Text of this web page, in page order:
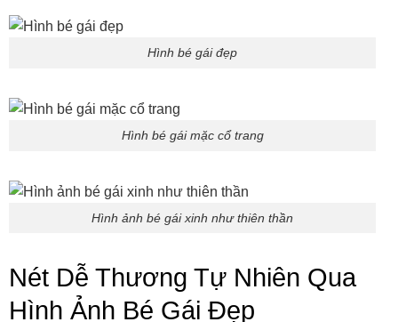
Hình bé gái đẹp
Hình bé gái mặc cổ trang
Hình ảnh bé gái xinh như thiên thần
Nét Dễ Thương Tự Nhiên Qua
Hình Ảnh Bé Gái Đẹp